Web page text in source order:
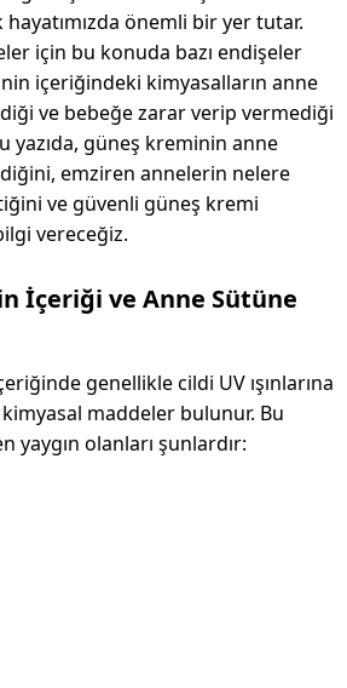
önemli bir yer tutar.
için bu konuda bazı endişeler
içeriğindeki kimyasalların anne
ve bebeğe zarar verip vermediği
yazıda, güneş kreminin anne
emziren annelerin nelere
ve güvenli güneş kremi
vereceğiz.
İçeriği ve Anne Sütüne
genellikle cildi UV ışınlarına
maddeler bulunur. Bu
yaygın olanları şunlardır: